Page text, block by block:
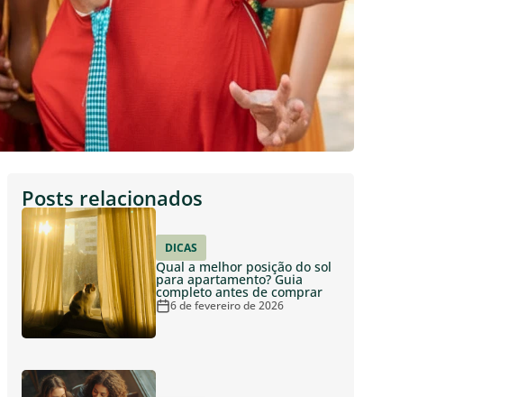
Posts relacionados
DICAS
Qual a melhor posição do sol
para apartamento? Guia
completo antes de comprar
6 de fevereiro de 2026